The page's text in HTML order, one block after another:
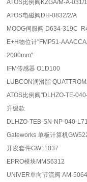
ATOS比例阀KZGA/M-A-031/
ATOS电磁阀DH-0832/2/A
MOOG伺服阀 D634-319C
E+H物位计"FMP51-
2000mm"
IFM传感器 O1D100
LUBCON润滑脂
ATOS比例阀"DLHZO-TE-
升级款
DLHZO-TEB-SN-NP-040-
Gateworks 单板计算机
开发套件GW11037
EPRO模块MMS6312
UNIVER单向节流阀 AM-